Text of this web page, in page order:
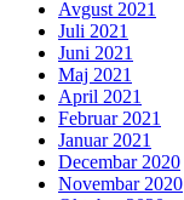
Avgust 2021
Juli 2021
Juni 2021
Maj 2021
April 2021
Februar 2021
Januar 2021
Decembar 2020
Novembar 2020